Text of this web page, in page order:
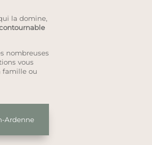
la domine,
nombreuses
vous
famille ou
Ardenne